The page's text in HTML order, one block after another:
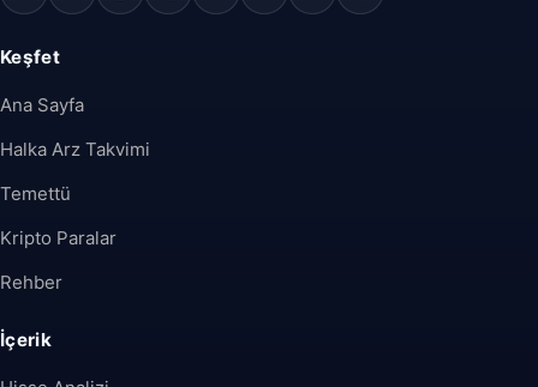
Keşfet
Ana Sayfa
Halka Arz Takvimi
Temettü
Kripto Paralar
Rehber
İçerik